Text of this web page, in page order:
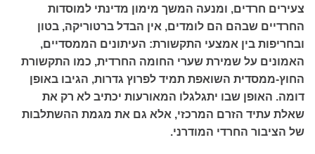
צעירים חרדים, ומנעה המשך מימון מדינתי למוסדות
החרדיים שבהם הם לומדים, אין הבדל ברטוריקה, בטון
ובחריפות בין אמצעי התקשורת: העיתונים הממסדיים,
האמונים על שמירת שערי החומה החרדית, כמו התקשורת
החוץ-ממסדית השואפת תמיד לפרוץ גדרות, הגיבו באופן
דומה. האופן שבו יתגלגלו המאורעות יכתיב לא רק את
שאלת עתיד הזרם המרכזי, אלא גם את מגמת ההשתלבות
של הציבור החרדי המודרני.